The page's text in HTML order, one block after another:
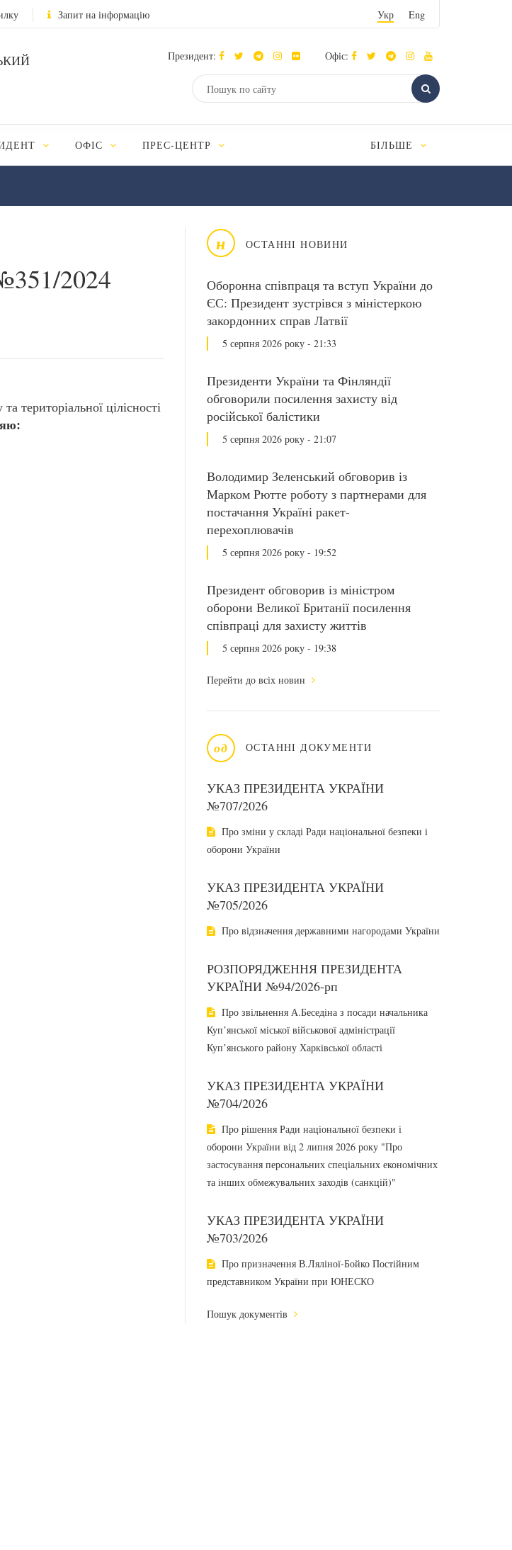
Запит на інформацію Укр Eng
Президент: Офіс:
ОФІС ПРЕС-ЦЕНТР БІЛЬШЕ
н ОСТАННІ НОВИНИ
Оборонна співпраця та вступ України до
ЄС: Президент зустрівся з міністеркою
закордонних справ Латвії
5 серпня 2026 року - 21:33
Президенти України та Фінляндії
обговорили посилення захисту від
російської балістики
5 серпня 2026 року - 21:07
Володимир Зеленський обговорив із
Марком Рютте роботу з партнерами для
постачання Україні ракет-
перехоплювачів
5 серпня 2026 року - 19:52
Президент обговорив із міністром
оборони Великої Британії посилення
співпраці для захисту життів
5 серпня 2026 року - 19:38
Перейти до всіх новин
од ОСТАННІ ДОКУМЕНТИ
УКАЗ ПРЕЗИДЕНТА УКРАЇНИ
№707/2026
Про зміни у складі Ради національної безпеки і
оборони України
УКАЗ ПРЕЗИДЕНТА УКРАЇНИ
№705/2026
Про відзначення державними нагородами України
РОЗПОРЯДЖЕННЯ ПРЕЗИДЕНТА
УКРАЇНИ №94/2026-рп
Про звільнення А.Беседіна з посади начальника
Купʼянської міської військової адміністрації
Купʼянського району Харківської області
УКАЗ ПРЕЗИДЕНТА УКРАЇНИ
№704/2026
Про рішення Ради національної безпеки і
оборони України від 2 липня 2026 року "Про
застосування персональних спеціальних економічних
та інших обмежувальних заходів (санкцій)"
УКАЗ ПРЕЗИДЕНТА УКРАЇНИ
№703/2026
Про призначення В.Ляліної-Бойко Постійним
представником України при ЮНЕСКО
Пошук документів
2024
територіальної цілісності